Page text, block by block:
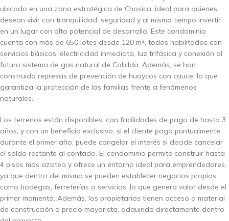
ubicado en una zona estratégica de Chosica, ideal para quienes
desean vivir con tranquilidad, seguridad y al mismo tiempo invertir
en un lugar con alto potencial de desarrollo. Este condominio
cuenta con más de 650 lotes desde 120 m², todos habilitados con
servicios básicos, electricidad inmediata, luz trifásica y conexión al
futuro sistema de gas natural de Calidda. Además, se han
construido represas de prevención de huaycos con cauce, lo que
garantiza la protección de las familias frente a fenómenos
naturales.
Los terrenos están disponibles, con facilidades de pago de hasta 3
años, y con un beneficio exclusivo: si el cliente paga puntualmente
durante el primer año, puede congelar el interés si decide cancelar
el saldo restante al contado. El condominio permite construir hasta
4 pisos más azotea y ofrece un entorno ideal para emprendedores,
ya que dentro del mismo se pueden establecer negocios propios,
como bodegas, ferreterías o servicios, lo que genera valor desde el
primer momento. Además, los propietarios tienen acceso a material
de construcción a precio mayorista, adquirido directamente dentro